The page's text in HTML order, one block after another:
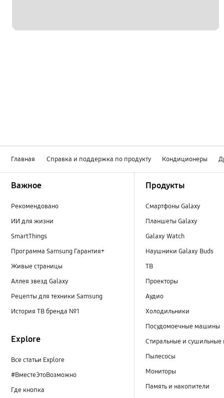
Главная Справка и поддержка по продукту Кондиционеры
Важное
Рекомендовано
ИИ для жизни
SmartThings
Программа Samsung Гарантия+
Живые страницы
Аллея звезд Galaxy
Рецепты для техники Samsung
История ТВ бренда №1
Explore
Все статьи Explore
#ВместеЭтоВозможно
Где кнопка
Продукты
Смартфоны Galaxy
Планшеты Galaxy
Galaxy Watch
Наушники Galaxy Buds
ТВ
Проекторы
Аудио
Холодильники
Посудомоечные машины
Стиральные и
Пылесосы
Мониторы
Память и накопители